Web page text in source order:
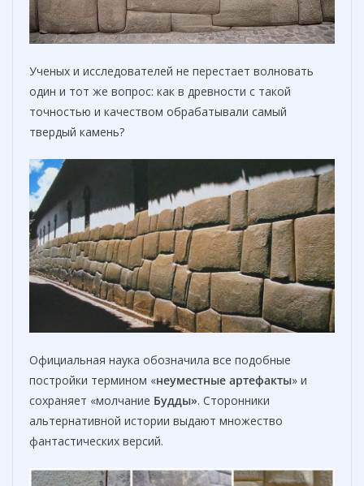
Ученых и исследователей не перестает волновать
один и тот же вопрос: как в древности с такой
точностью и качеством обрабатывали самый
твердый камень?
Официальная наука обозначила все подобные
постройки термином «неуместные артефакты» и
сохраняет «молчание Будды». Сторонники
альтернативной истории выдают множество
фантастических версий.